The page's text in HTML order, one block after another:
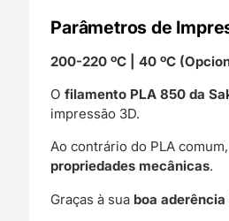
Parâmetros de
200-220 ºC | 40 ºC
Ofilamento PLA 850 da
impressão 3D.
Ao contrário do PLA
propriedades mecânicas.
Graças à sua boa aderência